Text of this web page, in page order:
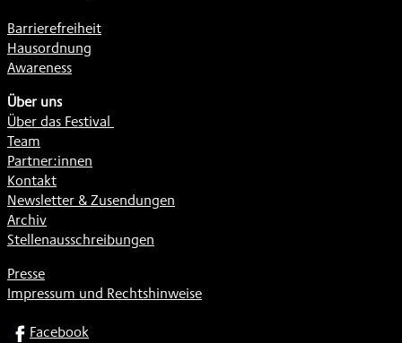
Barrierefreiheit
Hausordnung
Awareness
Über uns
Über das Festival
Team
Partner:innen
Kontakt
Newsletter & Zusendungen
Archiv
Stellenausschreibungen
Presse
Impressum und Rechtshinweise
SOCIALFacebook